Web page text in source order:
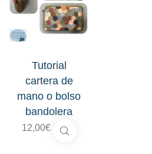
Tutorial
cartera de
mano o bolso
bandolera
12,00€